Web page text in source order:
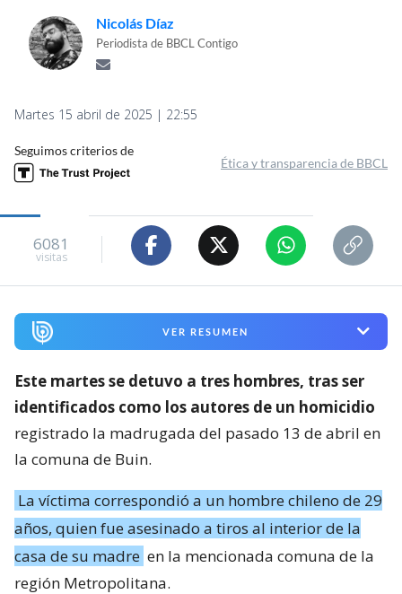
Nicolás Díaz
Periodista de BBCL Contigo
Martes 15 abril de 2025 | 22:55
Seguimos criterios de
Ética y transparencia de BBCL
6081
visitas
VER RESUMEN
Este martes se detuvo a tres hombres, tras ser
identificados como los autores de un homicidio
registrado la madrugada del pasado 13 de abril en
la comuna de Buin.
La víctima correspondió a un hombre chileno de 29
años, quien fue asesinado a tiros al interior de la
casa de su madre en la mencionada comuna de la
región Metropolitana.